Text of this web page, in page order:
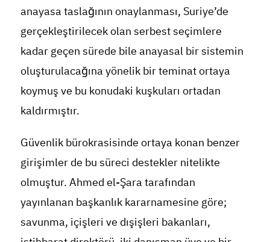
anayasa taslağının onaylanması, Suriye’de
gerçekleştirilecek olan serbest seçimlere
kadar geçen sürede bile anayasal bir sistemin
oluşturulacağına yönelik bir teminat ortaya
koymuş ve bu konudaki kuşkuları ortadan
kaldırmıştır.
Güvenlik bürokrasisinde ortaya konan benzer
girişimler de bu süreci destekler nitelikte
olmuştur. Ahmed el-Şara tarafından
yayınlanan başkanlık kararnamesine göre;
savunma, içişleri ve dışişleri bakanları,